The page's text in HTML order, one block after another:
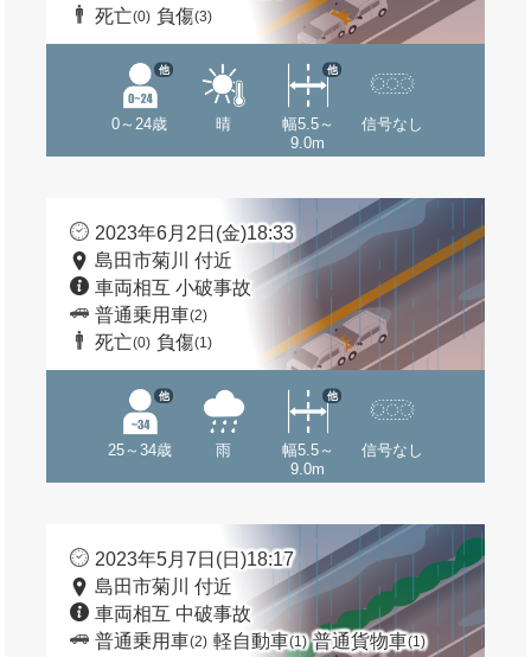
死亡(0) 負傷(3)
0～24歳
他
晴
幅5.5～
9.0m
他
信号なし
2023年6月2日(金)18:33
島田市菊川 付近
車両相互 小破事故
普通乗用車(2)
死亡(0) 負傷(1)
25～34歳
他
雨
幅5.5～
9.0m
他
信号なし
2023年5月7日(日)18:17
島田市菊川 付近
車両相互 中破事故
普通乗用車(2) 軽自動車(1) 普通貨物車(1)